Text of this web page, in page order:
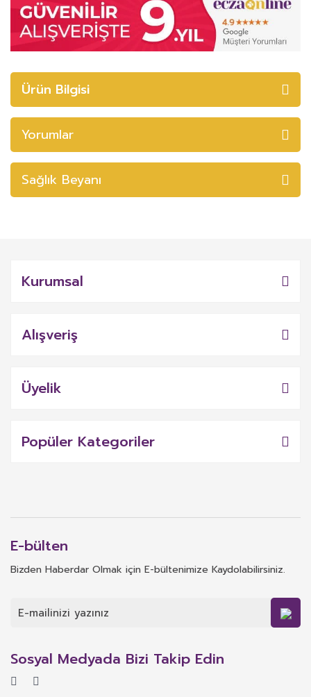
Ürün Bilgisi
Yorumlar
Sağlık Beyanı
Kurumsal
Alışveriş
Üyelik
Popüler Kategoriler
E-bülten
Bizden Haberdar Olmak için E-bültenimize Kaydolabilirsiniz.
Sosyal Medyada Bizi Takip Edin